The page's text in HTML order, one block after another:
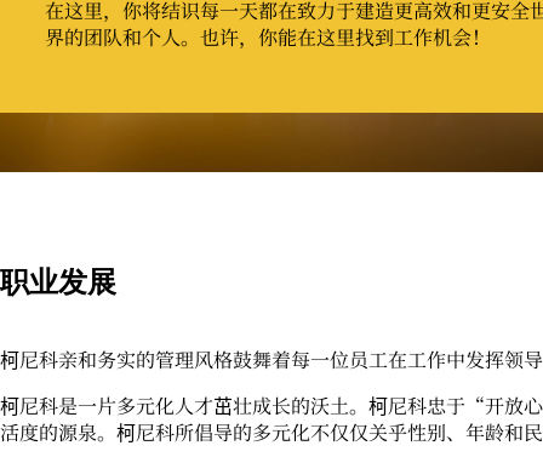
在这里，你将结识每一天都在致力于建造更高效和更安全
界的团队和个人。也许，你能在这里找到工作机会！
职业发展
柯尼科亲和务实的管理风格鼓舞着每一位员工在工作中发挥领
柯尼科是一片多元化人才茁壮成长的沃土。柯尼科忠于 “开放
活度的源泉。柯尼科所倡导的多元化不仅仅关乎性别、年龄和